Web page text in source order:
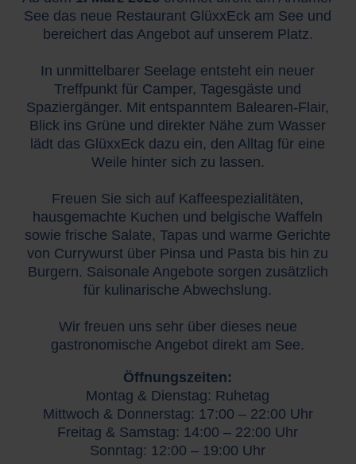
See das neue Restaurant GlüxxEck am See und
bereichert das Angebot auf unserem Platz.
In unmittelbarer Seelage entsteht ein neuer
Treffpunkt für Camper, Tagesgäste und
Spaziergänger. Mit entspanntem Balearen-Flair,
Blick ins Grüne und direkter Nähe zum Wasser
lädt das GlüxxEck dazu ein, den Alltag für eine
Weile hinter sich zu lassen.
Freuen Sie sich auf Kaffeespezialitäten,
hausgemachte Kuchen und belgische Waffeln
sowie frische Salate, Tapas und warme Gerichte
von Currywurst über Pinsa und Pasta bis hin zu
Burgern. Saisonale Angebote sorgen zusätzlich
für kulinarische Abwechslung.
Wir freuen uns sehr über dieses neue
gastronomische Angebot direkt am See.
Öffnungszeiten:
Montag & Dienstag: Ruhetag
Mittwoch & Donnerstag: 17:00 – 22:00 Uhr
Freitag & Samstag: 14:00 – 22:00 Uhr
Sonntag: 12:00 – 19:00 Uhr